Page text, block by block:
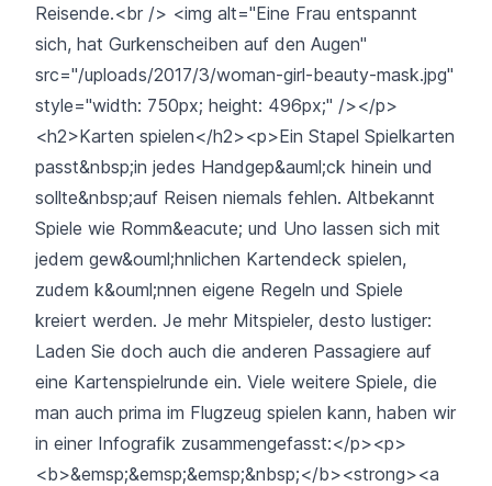
Reisende.<br /> <img alt="Eine Frau entspannt
sich, hat Gurkenscheiben auf den Augen"
src="/uploads/2017/3/woman-girl-beauty-mask.jpg"
style="width: 750px; height: 496px;" /></p>
<h2>Karten spielen</h2><p>Ein Stapel Spielkarten
passt&nbsp;in jedes Handgep&auml;ck hinein und
sollte&nbsp;auf Reisen niemals fehlen. Altbekannt
Spiele wie Romm&eacute; und Uno lassen sich mit
jedem gew&ouml;hnlichen Kartendeck spielen,
zudem k&ouml;nnen eigene Regeln und Spiele
kreiert werden. Je mehr Mitspieler, desto lustiger:
Laden Sie doch auch die anderen Passagiere auf
eine Kartenspielrunde ein. Viele weitere Spiele, die
man auch prima im Flugzeug spielen kann, haben wir
in einer Infografik zusammengefasst:</p><p>
<b>&emsp;&emsp;&emsp;&nbsp;</b><strong><a